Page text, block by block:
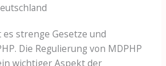
strenge Gesetze und
Die Regulierung von MDPHP
wichtiger Aspekt der